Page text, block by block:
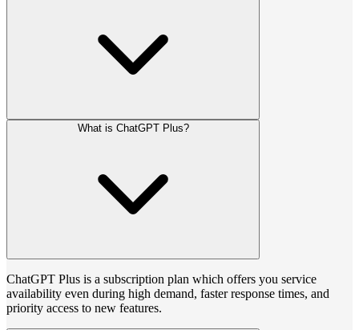
What is ChatGPT Plus?
ChatGPT Plus is a subscription plan which offers you service
availability even during high demand, faster response times, and
priority access to new features.